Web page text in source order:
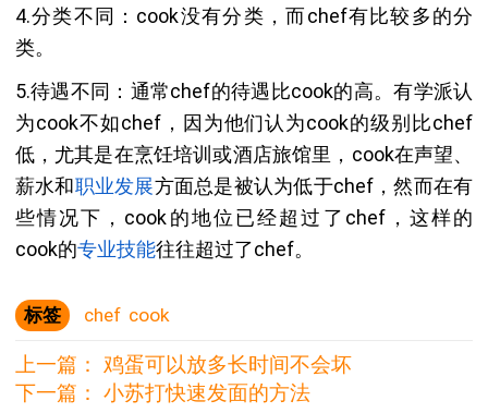
4.分类不同：cook没有分类，而chef有比较多的分
类。
5.待遇不同：通常chef的待遇比cook的高。有学派认
为cook不如chef，因为他们认为cook的级别比chef
低，尤其是在烹饪培训或酒店旅馆里，cook在声望、
薪水和职业发展方面总是被认为低于chef，然而在有
些情况下，cook的地位已经超过了chef，这样的
cook的专业技能往往超过了chef。
标签 chef cook
上一篇： 鸡蛋可以放多长时间不会坏
下一篇： 小苏打快速发面的方法